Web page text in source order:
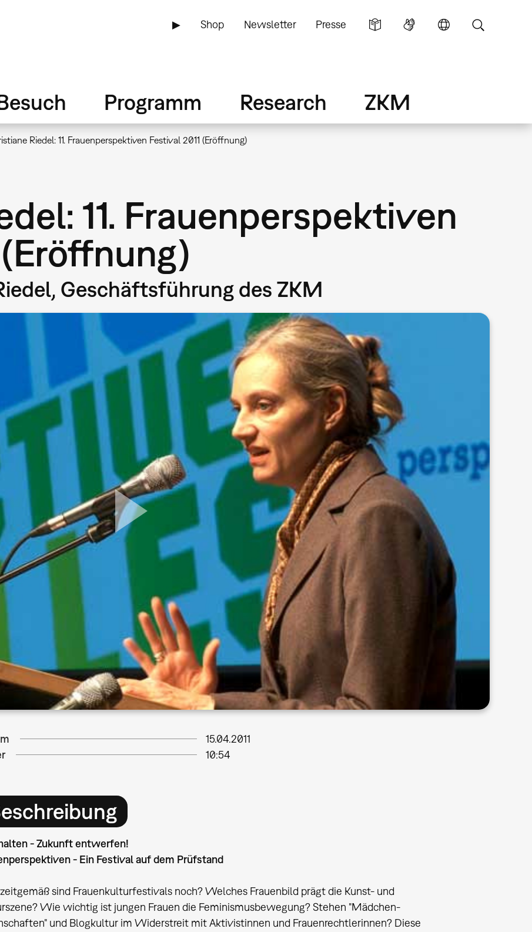
▶ Shop Newsletter Presse
Programm Research ZKM
Riedel: 11. Frauenperspektiven Festival 2011 (Eröffnung)
11. Frauenperspektiven
Geschäfts­­­­­­­­­­­­­­­­­­­­­­­­­füh­rung des ZKM
15.04.2011
10:54
- Zukunft entwerfen!
- Ein Festival auf dem Prüfstand
sind Frauen­­­­­­­­kul­tur­­­­­­­­fes­ti­vals noch? Welches Frauenbild prägt die Kunst- und
Wie wichtig ist jungen Frauen die Feminis­mus­­­­­­­­be­we­­­­­­­­gung? Stehen "Mädchen­­­­­­­­
und Blogkultur im Wider­streit mit Aktivis­tin­­­­­­­­nen und Frauen­recht­le­rin­­­­­­­­nen? Diese